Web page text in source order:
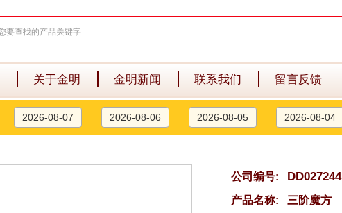
关于金明 金明新闻 联系我们 留言反馈
2026-08-07 2026-08-06 2026-08-05 2026-08-04
公司编号: DD027244
产品名称:
三阶魔方